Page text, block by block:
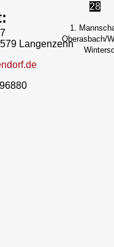
28
1.
Oberasbach/
Langenzenn